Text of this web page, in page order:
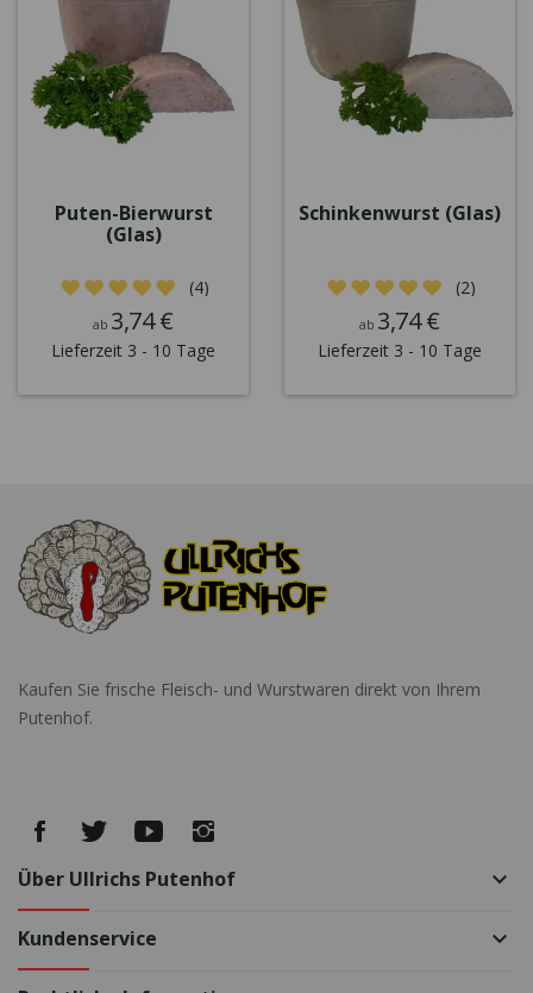
Puten-Bierwurst
(Glas)
(4)
ab 3,74 €
Lieferzeit 3 - 10 Tage
Schinkenwurst (Glas)
(2)
ab 3,74 €
Lieferzeit 3 - 10 Tage
Kaufen Sie frische Fleisch- und Wurstwaren direkt von Ihrem
Putenhof.
Über Ullrichs Putenhof keyboard_arrow_down
Kundenservice keyboard_arrow_down